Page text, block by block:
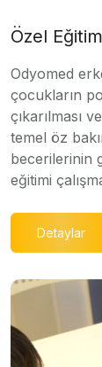
Özel
Odyomed
çocukların
çıkarılması
temel öz
becerilerinin
eğitimi
Detaylar